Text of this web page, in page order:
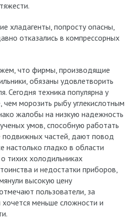
хладагенты, попросту опасны,
отказались в компрессорных
что фирмы, производящие
обязаны удовлетворить
Сегодня техника популярна у
морозить рыбу углекислотным
жалобы на низкую надежность
умов, способную работать
подвижных частей, дают повод
настолько гладко в области
тихих холодильниках
и недостатки приборов,
высокую цену
пользователи, за
хочется меньше сложности и